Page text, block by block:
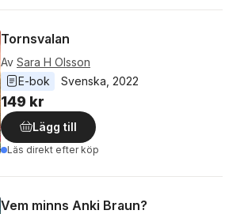
Tornsvalan
Av Sara H Olsson
E-bok
Svenska 2022
149 kr
Lägg till
Läs direkt efter köp
Vem minns Anki Braun?